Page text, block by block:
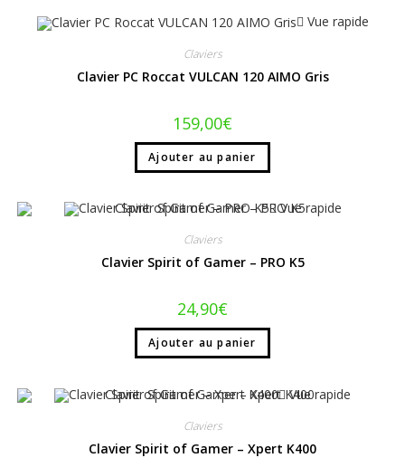
Vue rapide
Claviers
Clavier PC Roccat VULCAN 120 AIMO Gris
159,00€
Ajouter au panier
Vue rapide
Claviers
Clavier Spirit of Gamer – PRO K5
24,90€
Ajouter au panier
Vue rapide
Claviers
Clavier Spirit of Gamer – Xpert K400